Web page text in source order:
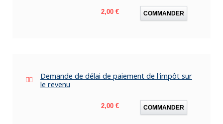
Prix
2,00 € COMMANDER
Demande de délai de paiement de l'impôt sur
le revenu
Prix
2,00 € COMMANDER